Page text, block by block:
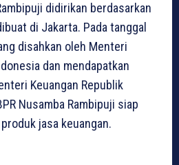
didirikan berdasarkan
di Jakarta. Pada tanggal
disahkan oleh Menteri
dan mendapatkan
Keuangan Republik
Nusamba Rambipuji siap
jasa keuangan.